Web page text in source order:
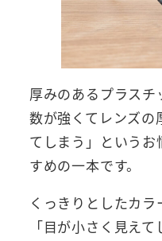
厚みのあるプラス
数が強くてレンズの
てしまう」という
すめの一本です。
くっきりとしたカラ
「目が小さく見え